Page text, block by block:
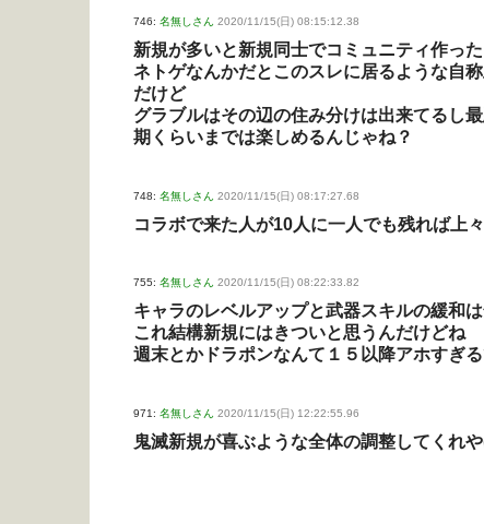
746: 名無しさん 2020/11/15(日) 08:15:12.38
新規が多いと新規同士でコミュニティ作っ
ネトゲなんかだとこのスレに居るような自
だけど
グラブルはその辺の住み分けは出来てるし
期くらいまでは楽しめるんじゃね？
748: 名無しさん 2020/11/15(日) 08:17:27.68
コラボで来た人が10人に一人でも残れば上
755: 名無しさん 2020/11/15(日) 08:22:33.82
キャラのレベルアップと武器スキルの緩和
これ結構新規にはきついと思うんだけどね
週末とかドラポンなんて１５以降アホすぎる
971: 名無しさん 2020/11/15(日) 12:22:55.96
鬼滅新規が喜ぶような全体の調整してくれ